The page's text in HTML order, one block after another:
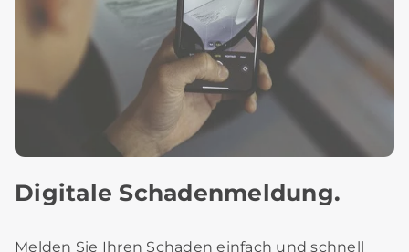
Digitale Schadenmeldung.
Melden Sie Ihren Schaden einfach und schnell